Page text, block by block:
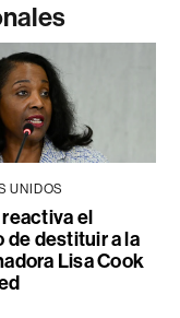
UNIDOS
el
de destituir a la
Lisa Cook